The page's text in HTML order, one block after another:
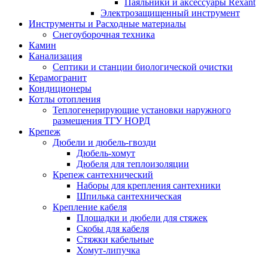
Паяльники и аксессуары Rexant
Электрозащищенный инструмент
Инструменты и Расходные материалы
Снегоуборочная техника
Камин
Канализация
Септики и станции биологической очистки
Керамогранит
Кондиционеры
Котлы отопления
Теплогенерирующие установки наружного
размещения ТГУ НОРД
Крепеж
Дюбели и дюбель-гвозди
Дюбель-хомут
Дюбеля для теплоизоляции
Крепеж сантехнический
Наборы для крепления сантехники
Шпилька сантехническая
Крепление кабеля
Площадки и дюбели для стяжек
Скобы для кабеля
Стяжки кабельные
Хомут-липучка